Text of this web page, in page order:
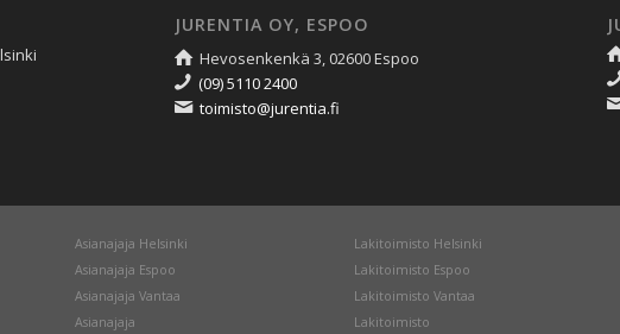
JURENTIA OY, ESPOO
Hevosenkenkä 3, 02600 Espoo
(09) 5110 2400
toimisto@jurentia.fi
Asianajaja Helsinki
Asianajaja Espoo
Asianajaja Vantaa
Asianajaja
Lakitoimisto Helsinki
Lakitoimisto Espoo
Lakitoimisto Vantaa
Lakitoimisto